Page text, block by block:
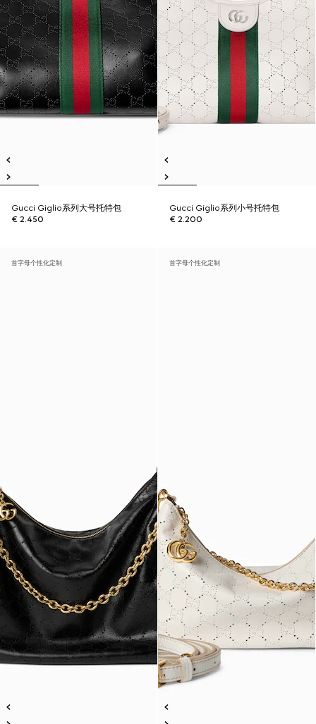
Gucci Giglio系列大号托特包
€ 2.450
Gucci Giglio系列小号托特包
€ 2.200
首字母个性化定制 首字母个性化定制